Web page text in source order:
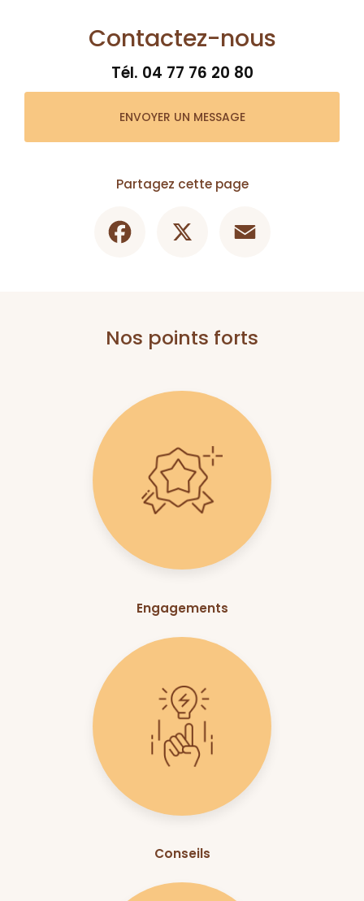
Contactez-nous
Tél. 04 77 76 20 80
ENVOYER UN MESSAGE
Partagez cette page
Nos points forts
Engagements
Conseils